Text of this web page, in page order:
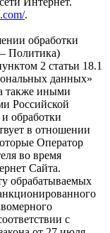
.
обработки
Политика)
2 статьи 18.1
данных»
также иными
Российской
обработки
в отношении
Оператор
во время
Сайта.
обрабатываемых
с